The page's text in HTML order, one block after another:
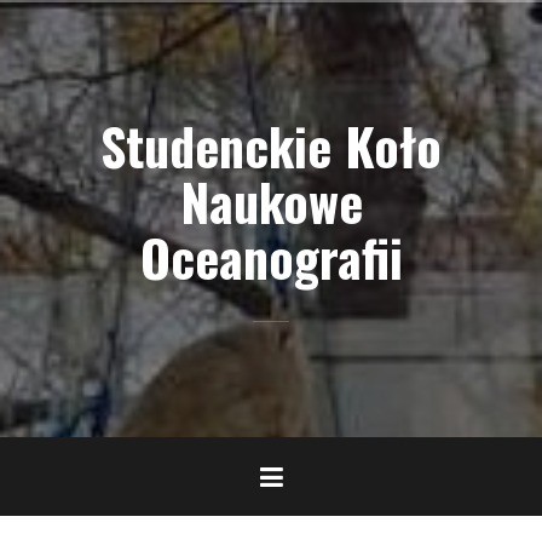
Skip
to
content
Studenckie Koło
Naukowe
Oceanografii